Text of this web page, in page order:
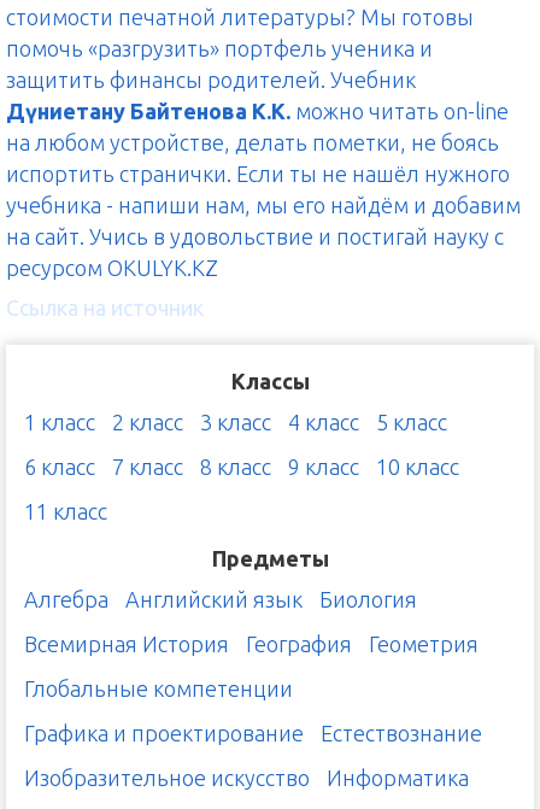
стоимости печатной литературы? Мы готовы
помочь «разгрузить» портфель ученика и
защитить финансы родителей. Учебник
Дүниетану Байтенова К.К. можно читать on-line
на любом устройстве, делать пометки, не боясь
испортить странички. Если ты не нашёл нужного
учебника - напиши нам, мы его найдём и добавим
на сайт. Учись в удовольствие и постигай науку с
ресурсом OKULYK.KZ
Ссылка на источник
Классы
1 класс
2 класс 3 класс 4 класс
5 класс
6 класс
7 класс 8 класс 9 класс
10 класс
11 класс
Предметы
Алгебра
Английский язык
Биология
Всемирная История
География
Геометрия
Глобальные компетенции
Графика и проектирование
Естествознание
Изобразительное искусство
Информатика